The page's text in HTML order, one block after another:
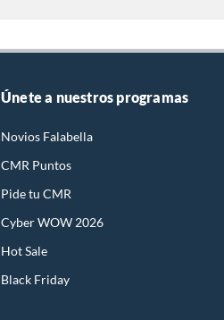
Únete a nuestros programas
Novios Falabella
CMR Puntos
Pide tu CMR
Cyber WOW 2026
Hot Sale
Black Friday